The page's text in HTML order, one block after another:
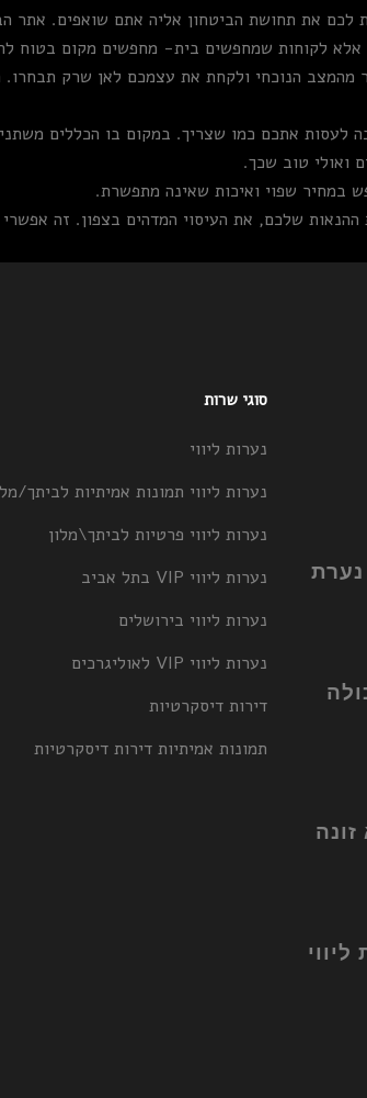
לכם את תחושת הביטחון אליה אתם שואפים. אתר
אלא לקוחות שמחפשים בית- מחפשים מקום בטוח
מהמצב הנוכחי ולקחת את עצמכם לאן שרק
לעסות אתכם כמו שצריך. במקום בו הכללים
ואולי טוב שכך.
במחיר שפוי ואיכות שאינה מתפשרת.
שלכם, את העיסוי המדהים בצפון. זה
סוגי שרות
נערות ליווי
נערות ליווי תמונות אמיתיות לביתך/
נערות ליווי פרטיות לביתך\מלון
נערות ליווי VIP בתל אביב
נערות ליווי בירושלים
נערות ליווי VIP לאוליגרכים
דירות דיסקרטיות
תמונות אמיתיות דירות דיסקרטיות